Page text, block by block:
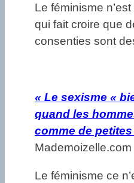
Le féminisme
qui fait croire que
consenties sont
« Le sexisme «
quand les
comme de
Le féminisme ce